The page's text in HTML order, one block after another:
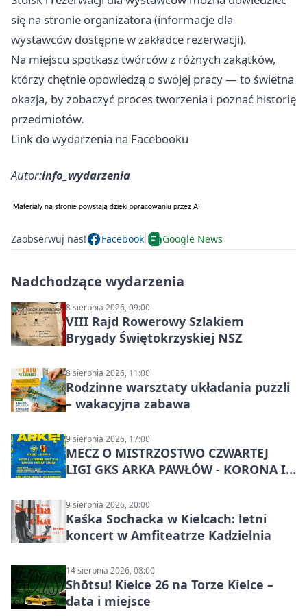
się na stronie organizatora (informacje dla
wystawców dostępne w zakładce rezerwacji).
Na miejscu spotkasz twórców z różnych zakątków,
którzy chętnie opowiedzą o swojej pracy — to świetna
okazja, by zobaczyć proces tworzenia i poznać historię
przedmiotów.
Link do wydarzenia na Facebooku
Autor:info_wydarzenia
Zaobserwuj nas! Facebook Google News
Nadchodzące wydarzenia
8 sierpnia 2026, 09:00
VIII Rajd Rowerowy Szlakiem
Brygady Świętokrzyskiej NSZ
8 sierpnia 2026, 11:00
Rodzinne warsztaty układania puzzli
– wakacyjna zabawa
9 sierpnia 2026, 17:00
MECZ O MISTRZOSTWO CZWARTEJ
LIGI GKS ARKA PAWŁÓW - KORONA III
9 sierpnia 2026, 20:00
Kaśka Sochacka w Kielcach: letni
koncert w Amfiteatrze Kadzielnia
14 sierpnia 2026, 08:00
Shōtsu! Kielce 26 na Torze Kielce –
data i miejsce